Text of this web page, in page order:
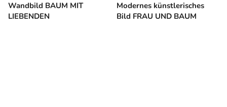
Wandbild BAUM MIT
LIEBENDEN
Modernes künstlerisches
Bild FRAU UND BAUM